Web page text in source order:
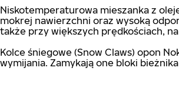
Niskotemperaturowa mieszanka z
mokrej nawierzchni oraz wysoką
także przy większych prędkościach,
Kolce śniegowe (Snow Claws) opon
wymijania. Zamykają one bloki